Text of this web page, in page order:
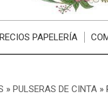
PAPELERÍA
» PULSERAS DE CINTA»